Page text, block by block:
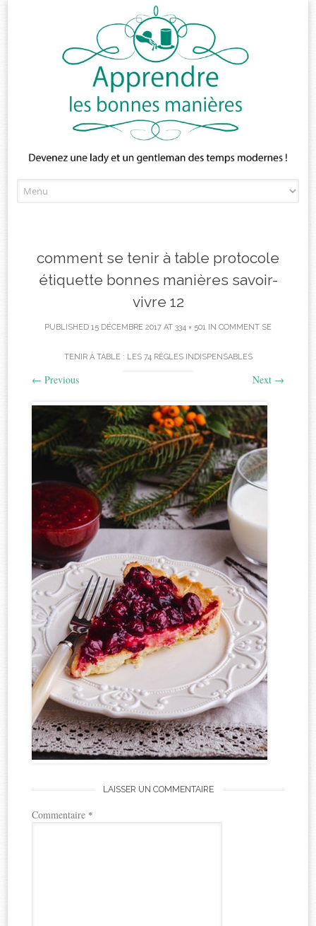
to
comment se tenir à table protocole
étiquette bonnes manières savoir-
vivre 12
PUBLISHED 15 DÉCEMBRE 2017 AT 334 × 501 IN COMMENT SE
TENIR À TABLE : LES 74 RÈGLES INDISPENSABLES
← Previous Next →
LAISSER UN COMMENTAIRE
Commentaire *